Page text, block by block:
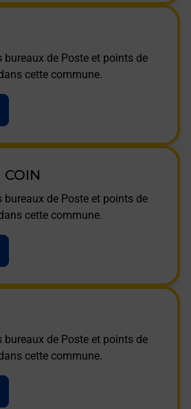
bureaux de Poste et points de
cette commune.
COIN
bureaux de Poste et points de
cette commune.
bureaux de Poste et points de
cette commune.